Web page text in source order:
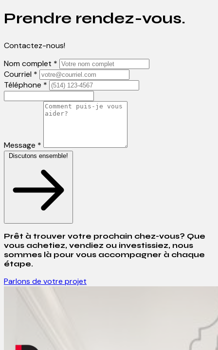
Prendre rendez-vous.
Contactez-nous!
Nom complet *
Courriel *
Téléphone *
Message *
Discutons ensemble!
Prêt à trouver votre prochain chez-vous? Que
vous achetiez, vendiez ou investissiez, nous
sommes là pour vous accompagner à chaque
étape.
Parlons de votre projet